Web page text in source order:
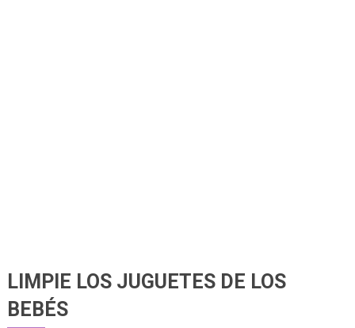
LIMPIE LOS JUGUETES DE LOS
BEBÉS